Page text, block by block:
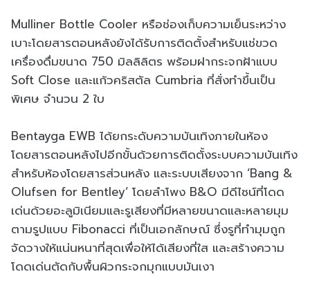
Mulliner Bottle Cooler หรือช่องเก็บความเย็นระหว่าง
เบาะโดยสารตอนหลังยังได้รับการติดตั้งสำหรับแช่ขวด
เครื่องดื่มขนาด 750 มิลลิลิตร พร้อมฝากระจกฝ้าแบบ
Soft Close และแก้วคริสตัล Cumbria ที่สั่งทำขึ้นเป็น
พิเศษ จำนวน 2 ใบ
Bentayga EWB ได้ยกระดับความบันเทิงภายในห้อง
โดยสารตอนหลังไปอีกขั้นด้วยการติดตั้งระบบความบันเทิง
สำหรับห้องโดยสารส่วนหลัง และระบบเสียงจาก ‘Bang &
Olufsen for Bentley’ โดยลำโพง B&O มีดีไซน์ที่โดด
เด่นด้วยอะลูมิเนียมและรูเสียงที่มีหลายขนาดและหลายมุม
ตามรูปแบบ Fibonacci ที่เป็นเอกลักษณ์ ซึ่งรูที่ทำมุมถูก
จัดวางให้แน่นหนาที่สุดเพื่อให้ได้เสียงที่ใส และสร้างความ
โดดเด่นตัดกับพื้นผิวกระจกมุกแบบมันเงา